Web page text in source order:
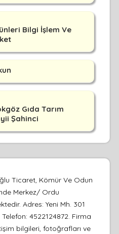
Bilgi İşlem Ve
Gıda Tarım
Şahinci
Ticaret, Kömür Ve Odun
Merkez/ Ordu
Adres: Yeni Mh. 301
4522124872. Firma
bilgileri, fotoğrafları ve